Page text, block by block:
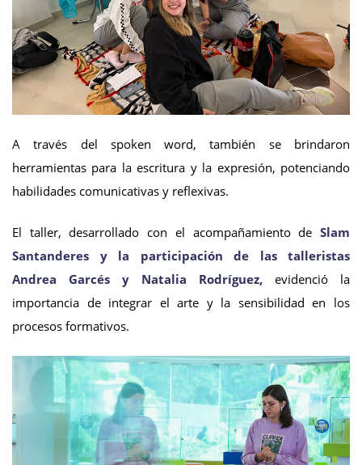
A través del spoken word, también se brindaron
herramientas para la escritura y la expresión, potenciando
habilidades comunicativas y reflexivas.
El taller, desarrollado con el acompañamiento de Slam
Santanderes y la participación de las talleristas
Andrea Garcés y Natalia Rodríguez, evidenció la
importancia de integrar el arte y la sensibilidad en los
procesos formativos.